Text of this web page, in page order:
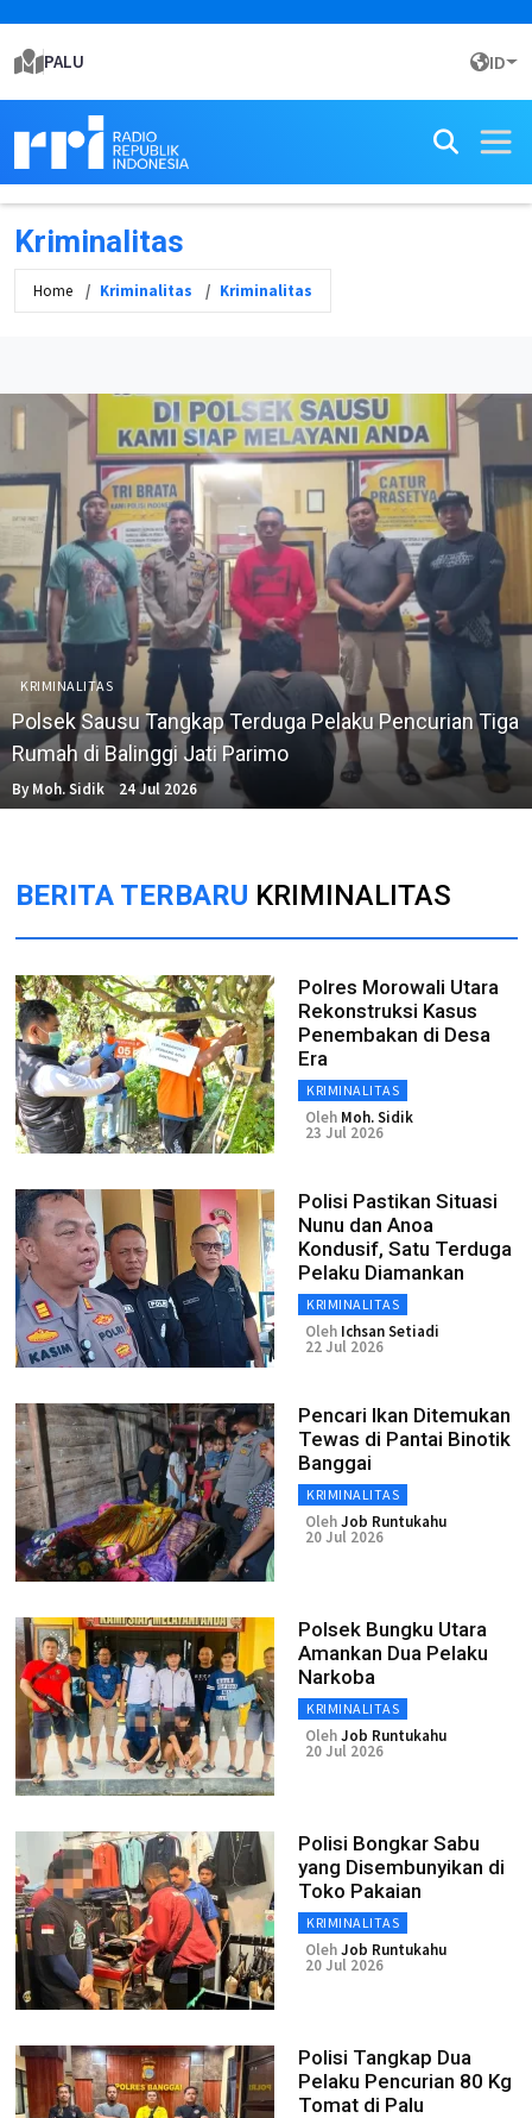
PALU ID
Kriminalitas
Home Kriminalitas Kriminalitas
KRIMINALITAS
Polsek Sausu Tangkap Terduga Pelaku Pencurian Tiga
Rumah di Balinggi Jati Parimo
By Moh. Sidik 24 Jul 2026
BERITA TERBARU KRIMINALITAS
Polres Morowali Utara
Rekonstruksi Kasus
Penembakan di Desa
Era
KRIMINALITAS
Oleh Moh. Sidik
23 Jul 2026
Polisi Pastikan Situasi
Nunu dan Anoa
Kondusif, Satu Terduga
Pelaku Diamankan
KRIMINALITAS
Oleh Ichsan Setiadi
22 Jul 2026
Pencari Ikan Ditemukan
Tewas di Pantai Binotik
Banggai
KRIMINALITAS
OlehJob Runtukahu
20 Jul 2026
Polsek Bungku Utara
Amankan Dua Pelaku
Narkoba
KRIMINALITAS
OlehJob Runtukahu
20 Jul 2026
Polisi Bongkar Sabu
yang Disembunyikan di
Toko Pakaian
KRIMINALITAS
OlehJob Runtukahu
20 Jul 2026
Polisi Tangkap Dua
Pelaku Pencurian 80 Kg
Tomat di Palu